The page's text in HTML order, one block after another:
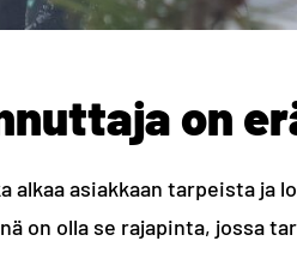
on
alkaa asiakkaan tarpeista ja
on olla se rajapinta, jossa